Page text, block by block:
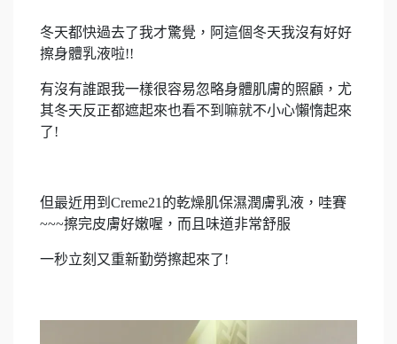
冬天都快過去了我才驚覺，阿這個冬天我沒有好好
擦身體乳液啦!!
有沒有誰跟我一樣很容易忽略身體肌膚的照顧，尤
其冬天反正都遮起來也看不到嘛就不小心懶惰起來
了!
但最近用到Creme21的乾燥肌保濕潤膚乳液，哇賽
~~~擦完皮膚好嫩喔，而且味道非常舒服
一秒立刻又重新勤勞擦起來了!